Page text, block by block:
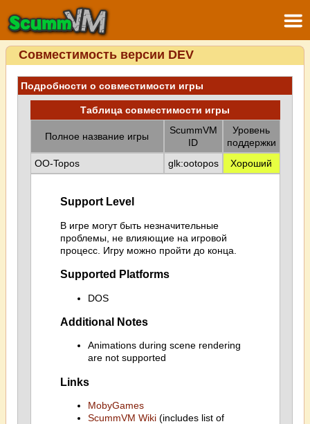
Совместимость версии DEV
Подробности о совместимости игры
Таблица совместимости игры
Полное название игры
ScummVM
ID
Уровень
поддержки
OO-Topos
glk:ootopos Хороший
Support Level
В игре могут быть незначительные
проблемы, не влияющие на игровой
процесс. Игру можно пройти до конца.
Supported Platforms
DOS
Additional Notes
Animations during scene rendering
are not supported
Links
MobyGames
ScummVM Wiki(includes list of